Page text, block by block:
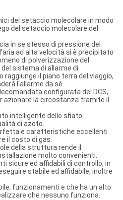
del setaccio molecolare in modo
del setaccio molecolare del
in se stesso di pressione del
ad alta velocità si è precipitato
di polverizzazione del
sistema di allarme di
il piano terra del viaggio,
l'allarme da sè.
configurata del DCS,
azionare la circostanza tramite il
intelligente dello sfiato
di azoto.
e caratteristiche eccellenti
il costo di gas.
della struttura rende il
molto convenienti.
sicure ed affidabili di controllo, in
stabile ed affidabile, inoltre
funzionamenti e che ha un alto
che nessuno funziona.